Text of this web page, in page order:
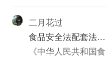
方法和模型等方面的
内容。企业信用评价
体是什么ITiso三体系
认证，具体事宜也可
以跟我交流。联系方
二月花过
食品安全法配套法规
和农iso三体系认证质
《中华人民共和国食